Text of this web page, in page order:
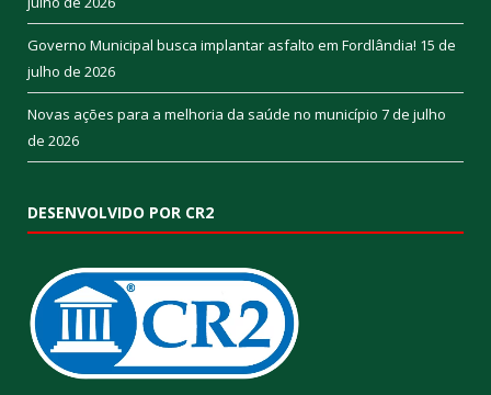
Governo Municipal busca implantar asfalto em Fordlândia! 15 de
julho de 2026
Novas ações para a melhoria da saúde no município 7 de julho
de 2026
DESENVOLVIDO POR CR2